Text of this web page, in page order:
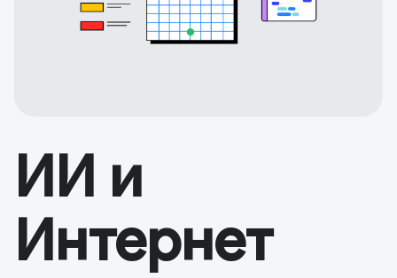
ИИ и
Интернет